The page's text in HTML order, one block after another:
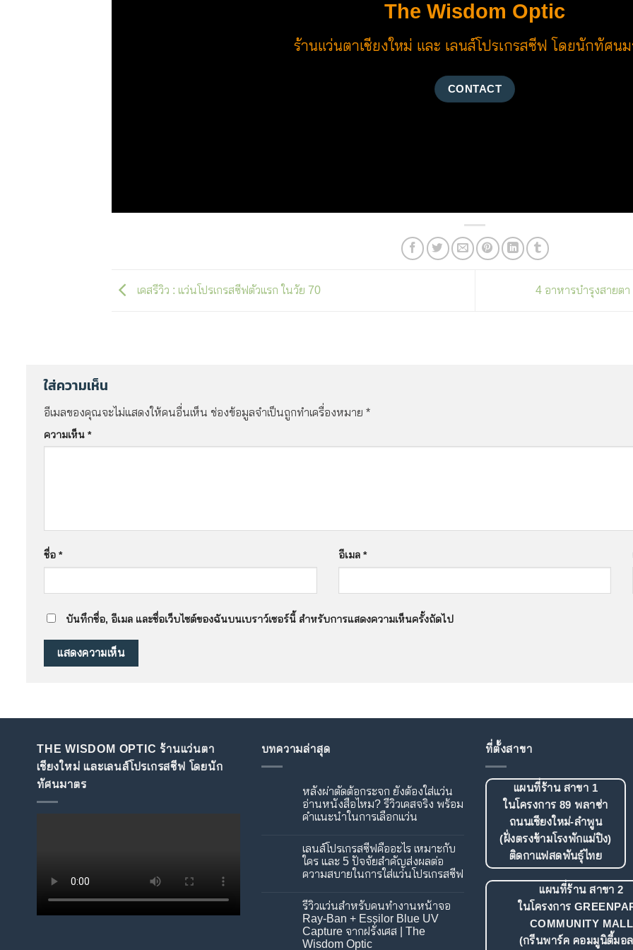
The Wisdom Optic
ร้านแว่นตาเชียงใหม่ และ เลนส์โปรเกรสซีฟ โดยนักทัศน
CONTACT
เคสรีวิว : แว่นโปรเกรสซีฟตัวแรก ในวัย 70 4 อาหารบำรุงสายต
ใส่ความเห็น
อีเมลของคุณจะไม่แสดงให้คนอื่นเห็น ช่องข้อมูลจำเป็นถูกทำเครื่องหมาย *
ความเห็น *
ชื่อ * อีเมล *
บันทึกชื่อ, อีเมล และชื่อเว็บไซต์ของฉันบนเบราว์เซอร์นี้ สำหรับการแสดงความเห็นครั้งถัดไป
THE WISDOM OPTIC ร้านแว่นตา
เชียงใหม่ และเลนส์โปรเกรสซีฟ โดยนัก
ทัศนมาตร
บทความล่าสุด
หลังผ่าตัดต้อกระจก ยังต้องใส่แว่น
อ่านหนังสือไหม? รีวิวเคสจริง พร้อม
คำแนะนำในการเลือกแว่น
เห็น
บน
หลัง
ผ่าตัด
ต้อง
ใส่
แว่น
อ่าน
หนังสือ
เลนส์โปรเกรสซีฟคืออะไร เหมาะกับ
ใคร และ 5 ปัจจัยสำคัญส่งผลต่อ
ความสบายในการใส่แว่นโปรเกรสซีฟ
ความ
เห็น
บน
เลนส์
โปร
เก
รีวิวแว่นสำหรับคนทำงานหน้าจอ
Ray-Ban + Essilor Blue UV
Capture จากฝรั่งเศส | The
Wisdom Optic
ที่ตั้งสาขา
แผนที่ร้าน สาขา 1
ในโครงการ 89 พลาซ่า
ถนนเชียงใหม่-ลำพูน
(ฝั่งตรงข้ามโรงพักแม่ปิง)
ติดกาแฟสดพันธุ์ไทย
แผนที่ร้าน สาขา 2
ในโครงการ
COMMUNITY MALL
(กรีนพาร์ค คอมมูนิตี้มอ